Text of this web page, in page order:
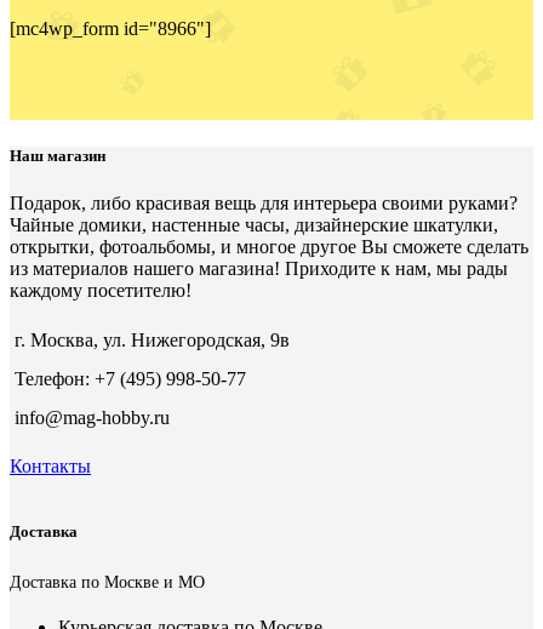
[mc4wp_form id="8966"]
Наш магазин
Подарок, либо красивая вещь для интерьера своими руками?
Чайные домики, настенные часы, дизайнерские шкатулки,
открытки, фотоальбомы, и многое другое Вы сможете сделать
из материалов нашего магазина! Приходите к нам, мы рады
каждому посетителю!
г. Москва, ул. Нижегородская, 9в
Телефон: +7 (495) 998-50-77
info@mag-hobby.ru
Контакты
Доставка
Доставка по Москве и МО